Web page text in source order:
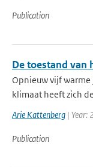
Publication
De toestand van
Opnieuw vijf
klimaat heeft zich
Arie Kattenberg | Year:
Publication